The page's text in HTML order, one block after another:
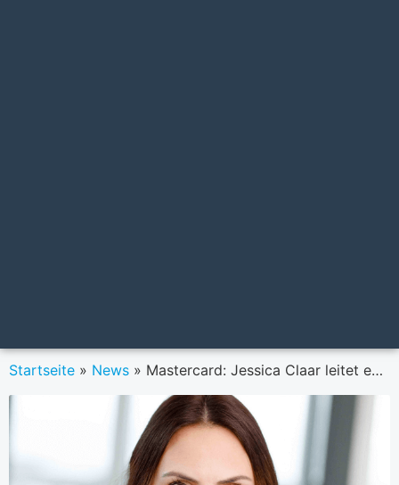
Startseite » News » Mastercard: Jessica Claar leitet europaweit das Marketing